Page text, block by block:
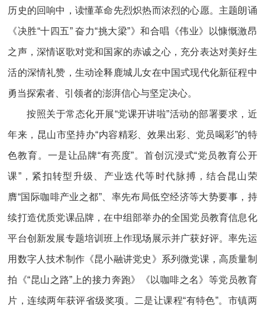
历史的回响中，读懂革命先烈炽热而浓烈的心愿。主题朗诵
《决胜“十四五” 奋力“挑大梁”》和合唱《伟业》以慷慨激昂
之声，深情讴歌对党和国家的赤诚之心，充分表达对美好生
活的深情礼赞，生动诠释鹿城儿女在中国式现代化新征程中
勇当探索者、引领者的澎湃信心与坚定决心。
按照关于常态化开展“党课开讲啦”活动的部署要求，近
年来，昆山市坚持办“内容精彩、效果出彩、党员喝彩”的特
色教育。一是让品牌“有亮度”。首创沉浸式“党员教育公开
课”，紧扣转型升级、产业迭代等时代脉搏，结合昆山荣
膺“国际咖啡产业之都”、率先布局低空经济等大势要事，持
续打造优质党课品牌，在中组部举办的全国党员教育信息化
平台创新发展专题培训班上作现场展示并广获好评。率先运
用数字人技术制作《昆小融讲党史》系列微党课，高质量制
拍《“昆山之路”上的接力奔跑》《以咖啡之名》等党员教育
片，连续两年获评省级奖项。二是让课程“有特色”。市镇两